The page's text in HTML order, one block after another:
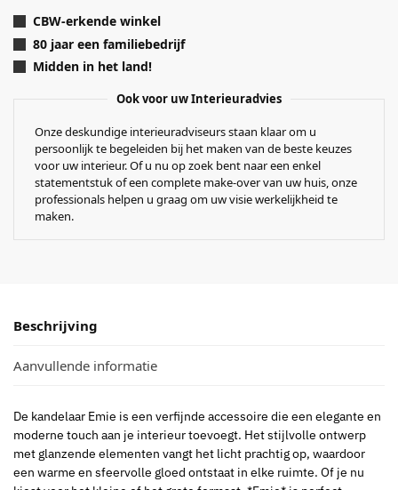
CBW-erkende winkel
80 jaar een familiebedrijf
Midden in het land!
Ook voor uw Interieuradvies
Onze deskundige interieuradviseurs staan klaar om u
persoonlijk te begeleiden bij het maken van de beste keuzes
voor uw interieur. Of u nu op zoek bent naar een enkel
statementstuk of een complete make-over van uw huis, onze
professionals helpen u graag om uw visie werkelijkheid te
maken.
Beschrijving
Aanvullende informatie
De kandelaar Emie is een verfijnde accessoire die een elegante en
moderne touch aan je interieur toevoegt. Het stijlvolle ontwerp
met glanzende elementen vangt het licht prachtig op, waardoor
een warme en sfeervolle gloed ontstaat in elke ruimte. Of je nu